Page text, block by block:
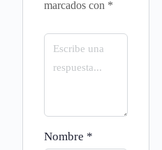
marcados con *
Nombre *